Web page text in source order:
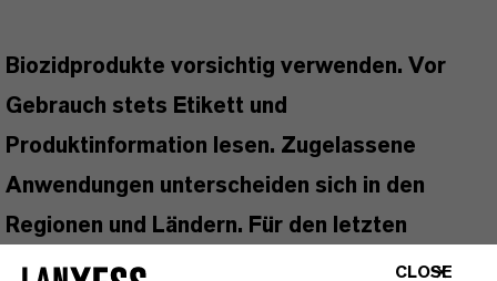
Biozidprodukte vorsichtig verwenden. Vor
Gebrauch stets Etikett und
Produktinformation lesen. Zugelassene
Anwendungen unterscheiden sich in den
Regionen und Ländern. Für den letzten
Informationsstand wenden Sie sich bitte an
CLOSE